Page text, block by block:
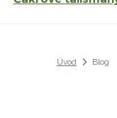
Úvod Blog